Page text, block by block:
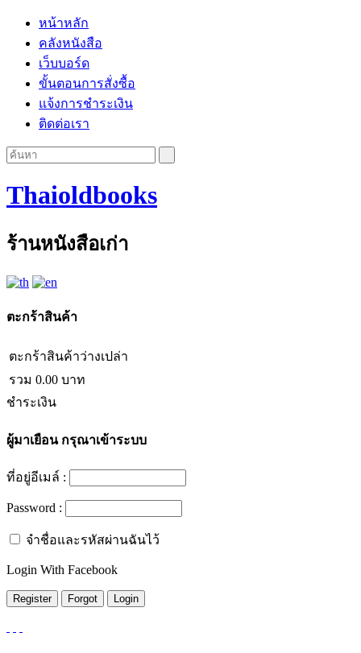
หน้าหลัก
คลังหนังสือ
เว็บบอร์ด
ขั้นตอนการสั่งซื้อ
แจ้งการชำระเงิน
ติดต่อเรา
Thaioldbooks
ร้านหนังสือเก่า
ตะกร้าสินค้า
ตะกร้าสินค้าว่างเปล่า
รวม 0.00 บาท
ชำระเงิน
ผู้มาเยือนกรุณาเข้าระบบ
ที่อยู่อีเมล์ :
Password :
จำชื่อและรหัสผ่านฉันไว้
Login With Facebook